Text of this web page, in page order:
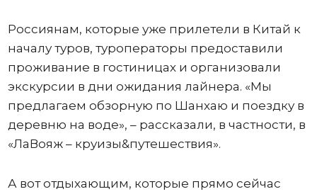
Россиянам, которые уже прилетели в Китай к
началу туров, туроператоры предоставили
проживание в гостиницах и организовали
экскурсии в дни ожидания лайнера. «Мы
предлагаем обзорную по Шанхаю и поездку в
деревню на воде», – рассказали, в частности, в
«ЛаВояж – круизы&путешествия».
А вот отдыхающим, которые прямо сейчас